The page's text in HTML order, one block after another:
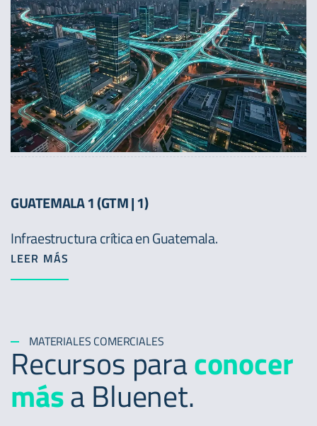
GUATEMALA 1 (GTM | 1)
Infraestructura crítica en Guatemala.
LEER MÁS
MATERIALES COMERCIALES
Recursos paraconocer
mása Bluenet.